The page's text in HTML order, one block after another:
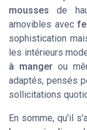
mousses de
amovibles avec
sophistication
les intérieurs
à manger ou
adaptés, pensés
sollicitations
En somme, qu'il